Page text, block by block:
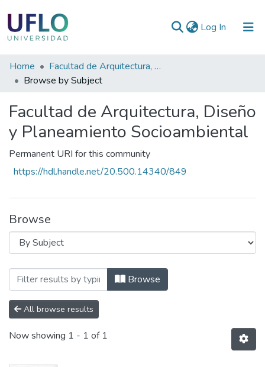
Log In (current)
Communities
&
All of RIUFLO
Home
Facultad de Arquitectura, Diseño y Planeamiento Socioambiental
Browse by Subject
Facultad de Arquitectura, Diseño
y Planeamiento Socioambiental
Permanent URI for this community
https://hdl.handle.net/20.500.14340/849
Browse
Browsing Facultad de Arquitectura,
Browse
All browse results
Now showing 1 - 1 of 1